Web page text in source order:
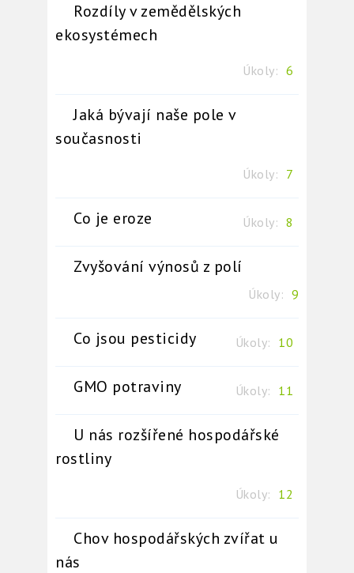
Rozdíly v zemědělských
ekosystémech
Úkoly: 6
Jaká bývají naše pole v
současnosti
Úkoly: 7
Co je eroze Úkoly: 8
Zvyšování výnosů z polí
Úkoly: 9
Co jsou pesticidy Úkoly: 10
GMO potraviny Úkoly: 11
U nás rozšířené hospodářské
rostliny
Úkoly: 12
Chov hospodářských zvířat u
nás